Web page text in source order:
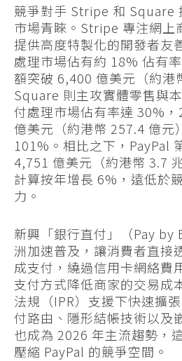
競爭對手 Stripe 和 Square
市場青睞。Stripe 專注網上
提供高度特製化的開發者友
處理市場佔有約 18% 佔有
額突破 6,400 億美元（約港
Square 則主攻實體零售與
付處理市場佔有率達 30%
億美元（約港幣 257.4 億元
101%。相比之下，PayPal
4,751 億美元（約港幣 3.7
計算按年增長 6%，遠低於
力。
新興「銀行直付」（Pay by
洲加速普及，讓消費者直接
成支付，繞過信用卡網絡費
支付方式降低商家的交易成
法規（IPR）支援下快速擴
付路由、隱形結帳技術以及
也成為 2026 年主流趨勢，
壓縮 PayPal 的競爭空間。